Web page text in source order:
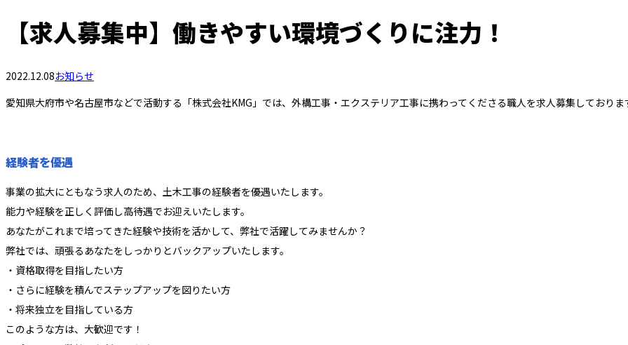
【求人募集中】働きやすい環境づくりに注力！
2022.12.08お知らせ
愛知県大府市や名古屋市などで活動する「株式会社KMG」では、外構工事・エクステリア工事に携わってくださる職人を求人募集しておりま
経験者を優遇
事業の拡大にともなう求人のため、土木工事の経験者を優遇いたします。
能力や経験を正しく評価し高待遇でお迎えいたします。
あなたがこれまで培ってきた経験や技術を活かして、弊社で活躍してみませんか？
弊社では、頑張るあなたをしっかりとバックアップいたします。
・資格取得を目指したい方
・さらに経験を積んでステップアップを図りたい方
・将来独立を目指している方
このような方は、大歓迎です！